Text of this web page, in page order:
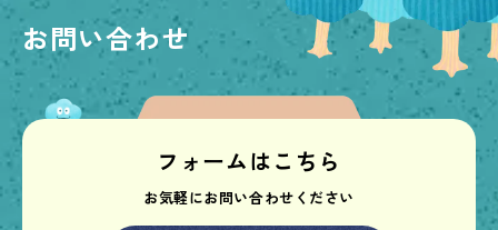
お問い合わせ
フォームはこちら
お気軽にお問い合わせください